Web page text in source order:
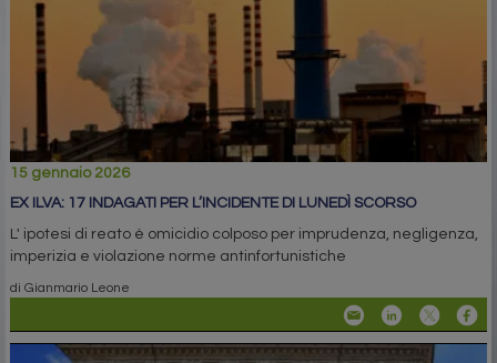
15 gennaio 2026
EX ILVA: 17 INDAGATI PER L’INCIDENTE DI LUNEDÌ SCORSO
L' ipotesi di reato è omicidio colposo per imprudenza, negligenza,
imperizia e violazione norme antinfortunistiche
di Gianmario Leone